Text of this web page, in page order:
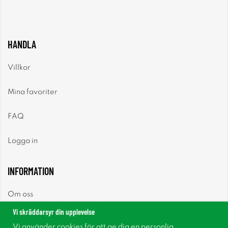
HANDLA
Villkor
Mina favoriter
FAQ
Logga in
INFORMATION
Om oss
Vi skräddarsyr din upplevelse